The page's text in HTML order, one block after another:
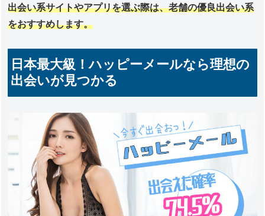
出会い系サイトやアプリを選ぶ際は、老舗の優良出会い系
をおすすめします。
日本最大級！ハッピーメールなら理想の
出会いが見つかる